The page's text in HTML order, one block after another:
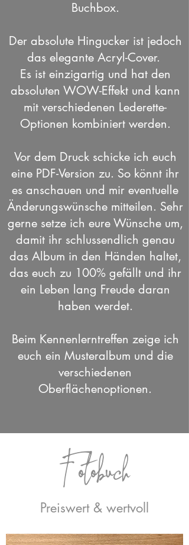
Buchbox.
Der absolute Hingucker ist jedoch
das elegante Acryl-Cover.
Es ist einzigartig und hat den
absoluten WOW-Effekt und kann
mit verschiedenen Lederette-
Optionen kombiniert werden.
Vor dem Druck schicke ich euch
eine PDF-Version zu. So könnt ihr
es anschauen und mir eventuelle
Änderungswünsche mitteilen. Sehr
gerne setze ich eure Wünsche um,
damit ihr schlussendlich genau
das Album in den Händen haltet,
das euch zu 100% gefällt und ihr
ein Leben lang Freude daran
haben werdet.
Beim Kennenlerntreffen zeige ich
euch ein Musteralbum und die
verschiedenen
Oberflächenoptionen.
Fotobuch
Preiswert & wertvoll